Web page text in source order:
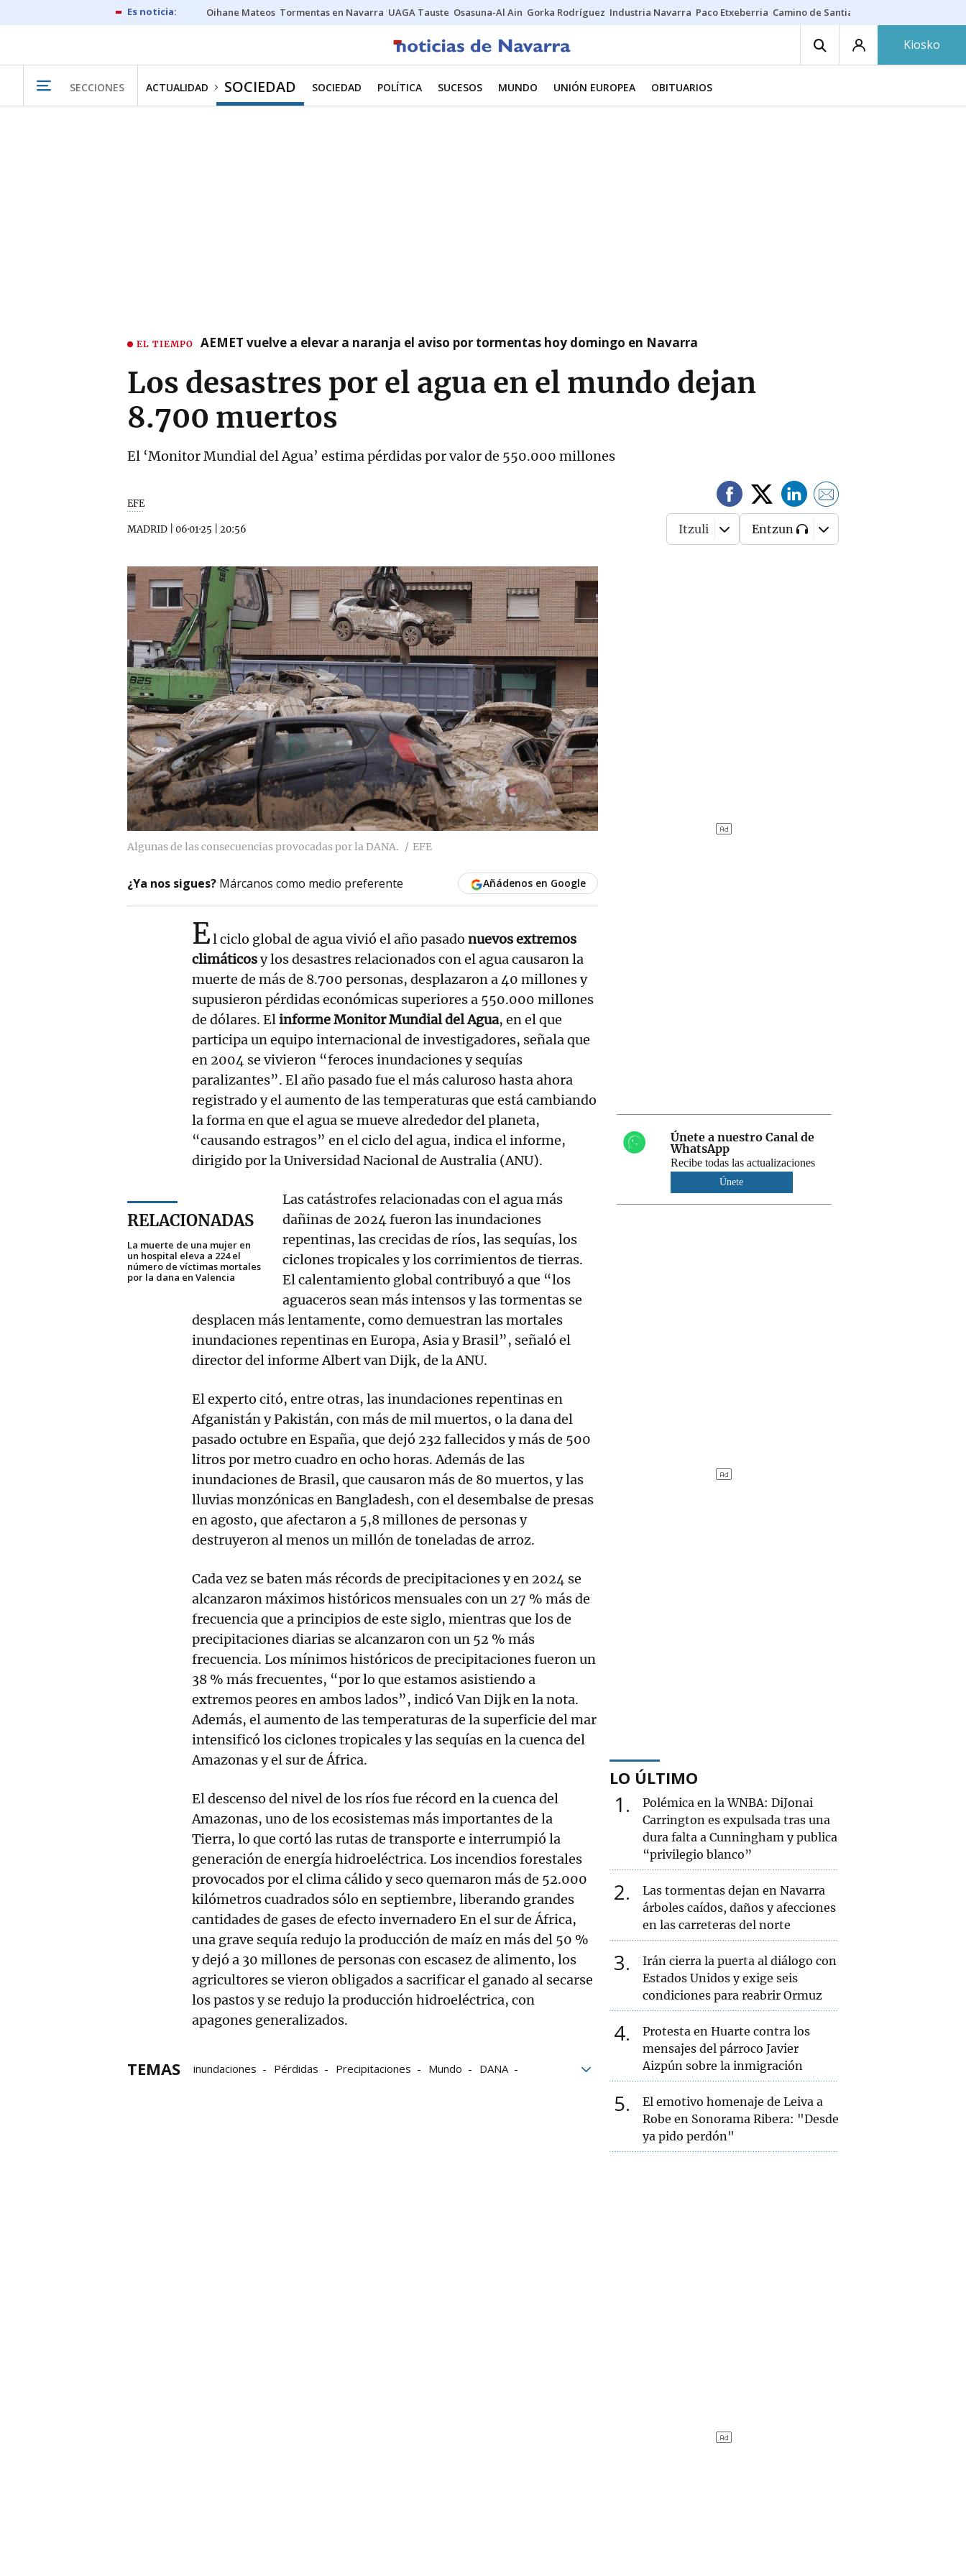
Oihane Mateos Tormentas en Navarra UAGA Tauste Osasuna-Al Ain Gorka Rodríguez Industria Navarra Paco Etxeberria Camino de Santiago
Kiosko
SECCIONES ACTUALIDAD SOCIEDAD SOCIEDAD POLÍTICA SUCESOS MUNDO UNIÓN EUROPEA OBITUARIOS
EL TIEMPO AEMET vuelve a elevar a naranja el aviso por tormentas hoy domingo en Navarra
Los desastres por el agua en el mundo dejan
8.700 muertos
El ‘Monitor Mundial del Agua’ estima pérdidas por valor de 550.000 millones
EFE
MADRID 06·01·25 20:56 Itzuli Entzun
Algunas de las consecuencias provocadas por la DANA. EFE
¿Ya nos sigues? Márcanos como medio preferente Añádenos en Google
El ciclo global de agua vivió el año pasado nuevos extremos
climáticosy los desastres relacionados con el agua causaron la
muerte de más de 8.700 personas, desplazaron a 40 millones y
supusieron pérdidas económicas superiores a 550.000 millones
de dólares. Elinforme Monitor Mundial del Agua, en el que
participa un equipo internacional de investigadores, señala que
en 2004 se vivieron “feroces inundaciones y sequías
paralizantes”. El año pasado fue el más caluroso hasta ahora
registrado y el aumento de las temperaturas que está cambiando
la forma en que el agua se mueve alrededor del planeta,
“causando estragos” en el ciclo del agua, indica el informe,
dirigido por la Universidad Nacional de Australia (ANU).
RELACIONADAS
La muerte de una mujer en
un hospital eleva a 224 el
número de víctimas mortales
por la dana en Valencia
Las catástrofes relacionadas con el agua más
dañinas de 2024 fueron las inundaciones
repentinas, las crecidas de ríos, las sequías, los
ciclones tropicales y los corrimientos de tierras.
El calentamiento global contribuyó a que “los
aguaceros sean más intensos y las tormentas se
desplacen más lentamente, como demuestran las mortales
inundaciones repentinas en Europa, Asia y Brasil”, señaló el
director del informe Albert van Dijk, de la ANU.
El experto citó, entre otras, las inundaciones repentinas en
Afganistán y Pakistán, con más de mil muertos, o la dana del
pasado octubre en España, que dejó 232 fallecidos y más de 500
litros por metro cuadro en ocho horas. Además de las
inundaciones de Brasil, que causaron más de 80 muertos, y las
lluvias monzónicas en Bangladesh, con el desembalse de presas
en agosto, que afectaron a 5,8 millones de personas y
destruyeron al menos un millón de toneladas de arroz.
Cada vez se baten más récords de precipitaciones y en 2024 se
alcanzaron máximos históricos mensuales con un 27 % más de
frecuencia que a principios de este siglo, mientras que los de
precipitaciones diarias se alcanzaron con un 52 % más
frecuencia. Los mínimos históricos de precipitaciones fueron un
38 % más frecuentes, “por lo que estamos asistiendo a
extremos peores en ambos lados”, indicó Van Dijk en la nota.
Además, el aumento de las temperaturas de la superficie del mar
intensificó los ciclones tropicales y las sequías en la cuenca del
Amazonas y el sur de África.
El descenso del nivel de los ríos fue récord en la cuenca del
Amazonas, uno de los ecosistemas más importantes de la
Tierra, lo que cortó las rutas de transporte e interrumpió la
generación de energía hidroeléctrica. Los incendios forestales
provocados por el clima cálido y seco quemaron más de 52.000
kilómetros cuadrados sólo en septiembre, liberando grandes
cantidades de gases de efecto invernadero En el sur de África,
una grave sequía redujo la producción de maíz en más del 50 %
y dejó a 30 millones de personas con escasez de alimento, los
agricultores se vieron obligados a sacrificar el ganado al secarse
los pastos y se redujo la producción hidroeléctrica, con
apagones generalizados.
TEMAS inundaciones Pérdidas Precipitaciones Mundo
DANA
Únete a nuestro Canal de
WhatsApp
Recibe todas las actualizaciones
Únete
LO ÚLTIMO
1
Polémica en la WNBA: DiJonai
Carrington es expulsada tras una
dura falta a Cunningham y publica
“privilegio blanco”
2
Las tormentas dejan en Navarra
árboles caídos, daños y afecciones
en las carreteras del norte
3
Irán cierra la puerta al diálogo con
Estados Unidos y exige seis
condiciones para reabrir Ormuz
4
Protesta en Huarte contra los
mensajes del párroco Javier
Aizpún sobre la inmigración
5
El emotivo homenaje de Leiva a
Robe en Sonorama Ribera: "Desde
ya pido perdón"